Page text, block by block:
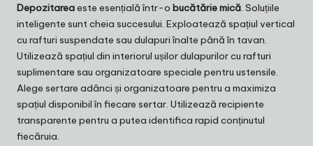
Depozitareaeste esențială într-o bucătărie mică. Soluțiile
inteligente sunt cheia succesului. Exploatează spațiul vertical
cu rafturi suspendate sau dulapuri înalte până în tavan.
Utilizează spațiul din interiorul ușilor dulapurilor cu rafturi
suplimentare sau organizatoare speciale pentru ustensile.
Alege sertare adânci și organizatoare pentru a maximiza
spațiul disponibil în fiecare sertar. Utilizează recipiente
transparente pentru a putea identifica rapid conținutul
fiecăruia.